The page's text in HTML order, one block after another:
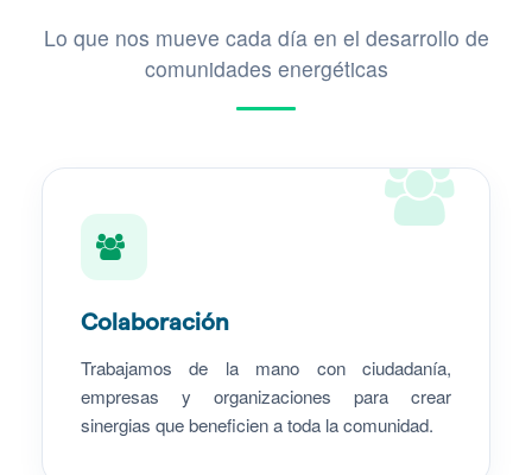
Lo que nos mueve cada día en el desarrollo de
comunidades energéticas
Colaboración
Trabajamos de la mano con ciudadanía,
empresas y organizaciones para crear
sinergias que beneficien a toda la comunidad.